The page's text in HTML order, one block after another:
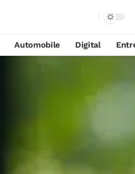
Automobile Digital